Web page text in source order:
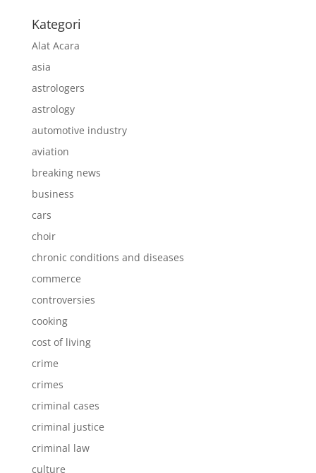
Kategori
Alat Acara
asia
astrologers
astrology
automotive industry
aviation
breaking news
business
cars
choir
chronic conditions and diseases
commerce
controversies
cooking
cost of living
crime
crimes
criminal cases
criminal justice
criminal law
culture